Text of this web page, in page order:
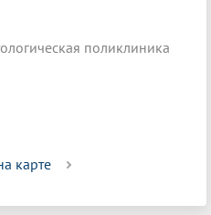
поликлиника
карте